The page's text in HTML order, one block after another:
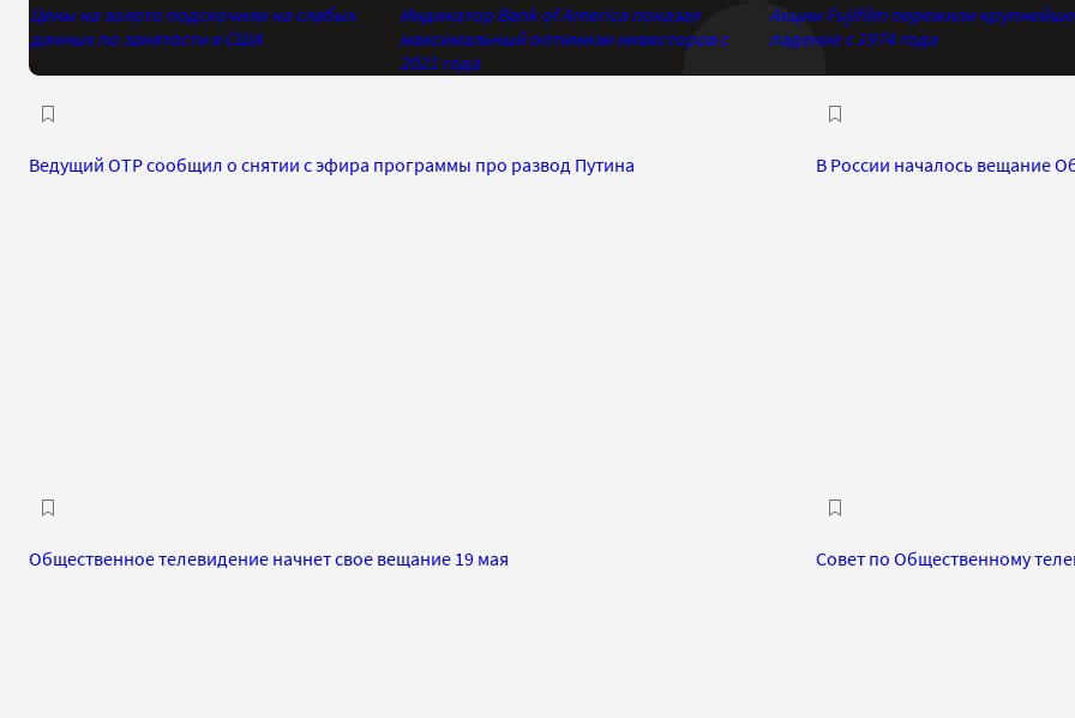
Цены на золото подскочили на слабых
данных по занятости в США
Индикатор Bank of America показал
максимальный оптимизм инвесторов с
2021 года
Акции Fujifilm пережили
падение с 1974 года
Ведущий ОТР сообщил о снятии с эфира программы про развод Путина В России началось вещание
Общественное телевидение начнет свое вещание 19 мая Совет по Общественному